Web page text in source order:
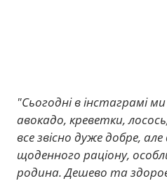
"Сьогодні в інстаграмі
авокадо, креветки,
все звісно дуже добре,
щоденного раціону,
родина. Дешево та